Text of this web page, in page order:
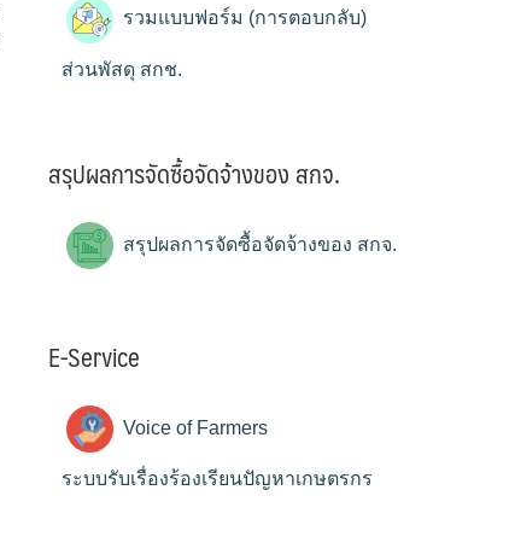
รวมแบบฟอร์ม (การตอบกลับ)
ส่วนพัสดุ สกช.
สรุปผลการจัดซื้อจัดจ้างของ สกจ.
สรุปผลการจัดซื้อจัดจ้างของ สกจ.
E-Service
Voice of Farmers
ระบบรับเรื่องร้องเรียนปัญหาเกษตรกร